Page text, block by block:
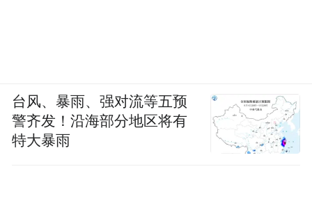
台风、暴雨、强对流等五预
警齐发！沿海部分地区将有
特大暴雨